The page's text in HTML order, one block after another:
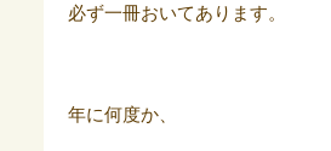
必ず一冊おいてあります。
年に何度か、